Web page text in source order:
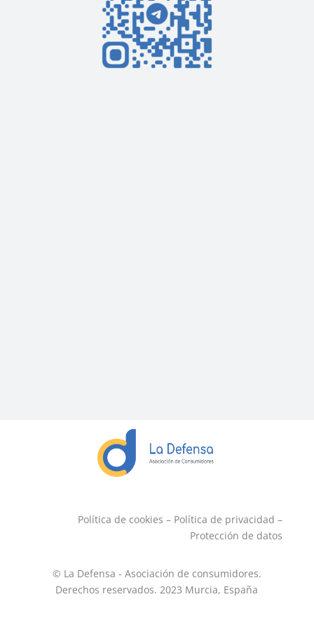
Política de cookies – Política de privacidad –
Protección de datos
© La Defensa - Asociación de consumidores.
Derechos reservados. 2023 Murcia, España